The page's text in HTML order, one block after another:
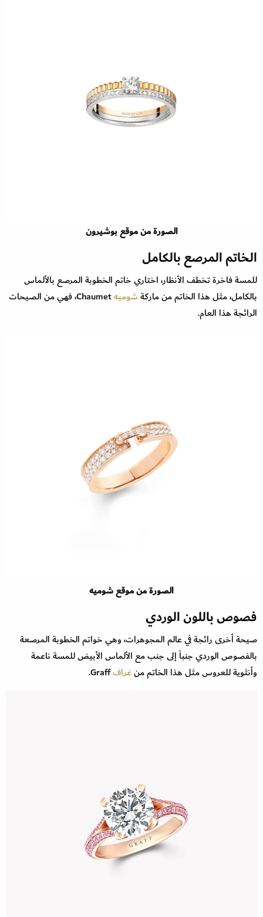
الصورة من موقع بوشيرون
الخاتم المرصع بالكامل
للمسة فاخرة تخطف الأنظار، اختاري خاتم الخطوبة المرصع بالألماس
بالكامل، مثل هذا الخاتم من ماركةشوميه
Chaumet، فهي من الصيحات
الرائجة هذا العام.
الصورة من موقع شوميه
فصوص باللون الوردي
صيحة أخرى رائجة في عالم المجوهرات، وهي خواتم الخطوبة المرصعة
بالفصوص الوردي جنباً إلى جنب مع الألماس الأبيض للمسة ناعمة
وأنثوية للعروس مثل هذا الخاتم منغرافGraff.